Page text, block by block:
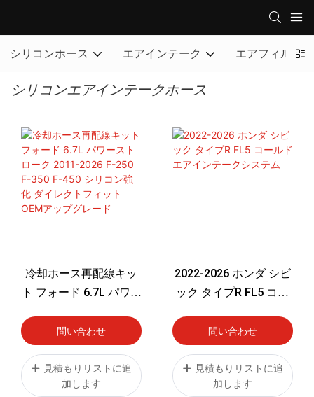
シリコンホース エアインテーク エアフィルタ
シリコンエアインテークホース
冷却ホース再配線キッ
ト フォード 6.7L パワー
F-250 F-350 F-450 シリ
コン強化 ダイレクトフ
ィット OEMアップグレ
ード
問い合わせ
見積もりリストに追
加します
2022-2026 ホンダ シビ
ック タイプR FL5 コー
ステム
問い合わせ
見積もりリストに追
加します